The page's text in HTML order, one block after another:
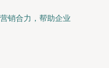
销合力，帮助企业